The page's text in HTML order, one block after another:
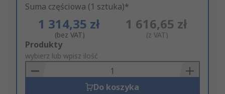
Suma częściowa (1 sztuka)*
1 314,35 zł
(bez VAT)
1 616,65 zł
(z VAT)
Add
to
Basket
Produkty
wybierz lub wpisz ilość
Do koszyka